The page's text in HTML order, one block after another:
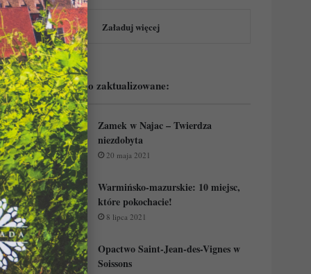
Załaduj więcej
Podejrzyj ostatnio zaktualizowane:
Zamek w Najac – Twierdza
niezdobyta
20 maja 2021
Warmińsko-mazurskie: 10 miejsc,
które pokochacie!
8 lipca 2021
Opactwo Saint-Jean-des-Vignes w
Soissons